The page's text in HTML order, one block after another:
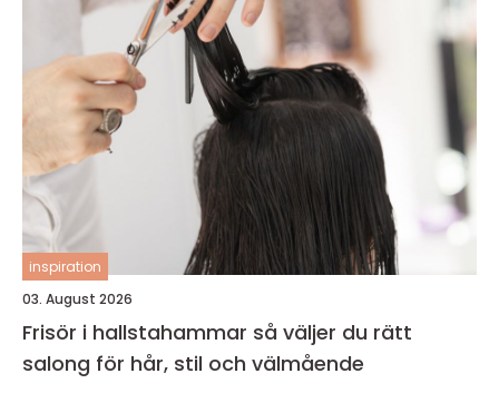
inspiration
03. August 2026
Frisör i hallstahammar så väljer du rätt
salong för hår, stil och välmående